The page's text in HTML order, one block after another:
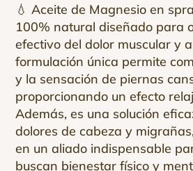
💧 Aceite de Magnesio en
100% natural diseñado para
efectivo del dolor muscular y
formulación única permite
y la sensación de piernas
proporcionando un efecto
Además, es una solución
dolores de cabeza y
en un aliado indispensable
buscan bienestar físico y